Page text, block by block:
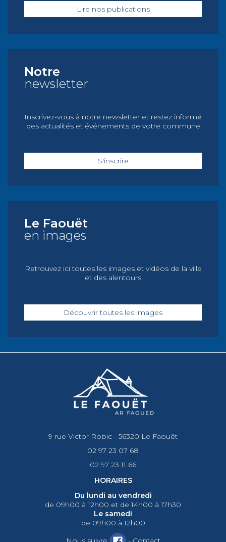
Lire nos publications
Notre
newsletter
Inscrivez-vous à notre newsletter et restez informé
des actualités et événements de votre commune
S'inscrire
Le Faouët
en images
Retrouvez ici toutes les images et vidéos de la ville
et des alentours
Découvrir toutes les images
9 rue Victor Robic - 56320 Le Faouët
02 97 23 07 68
02 97 23 11 66
HORAIRES
Du lundi au vendredi
de 09h00 à 12h00 et de 14h00 à 17h30
Le samedi
de 09h00 à 12h00